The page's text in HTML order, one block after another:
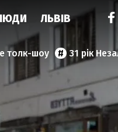
ЛЬВІВ
толк-шоу 31 рік